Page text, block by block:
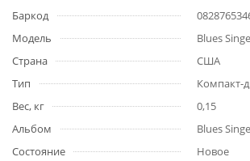
Баркод
Модель
Blues
Страна
США
Тип
Компакт-
Вес, кг
0,15
Альбом
Blues
Состояние
Новое